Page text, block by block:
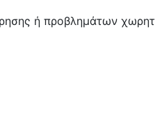
ή προβλημάτων